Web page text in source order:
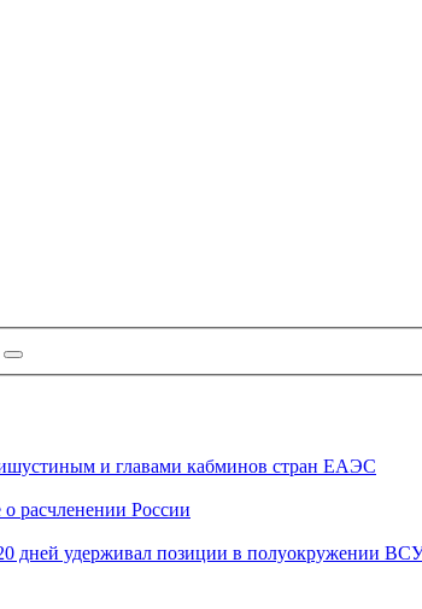
и главами кабминов стран ЕАЭС
расчленении России
дней удерживал позиции в полуокружении